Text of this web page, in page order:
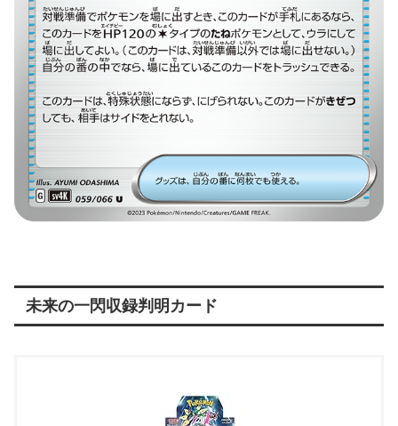
未来の一閃収録判明カード